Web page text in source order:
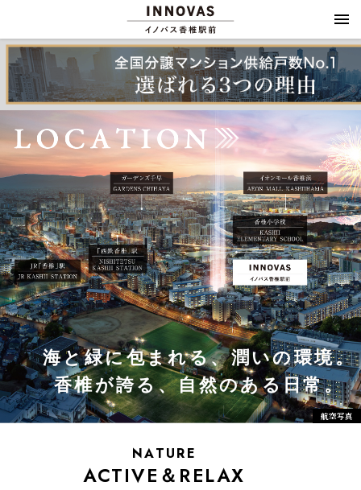
航空写真
海 と 緑 に 包 ま れ る 、 潤 い の 環 境 。
香 椎 が 誇 る 、 自 然 の あ る 日 常 。
NATURE
ACTIVE＆RELAX